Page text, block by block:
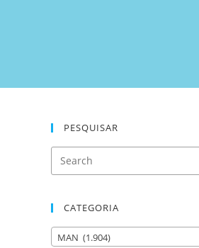
PESQUISAR
CATEGORIA
MAN (1.904)